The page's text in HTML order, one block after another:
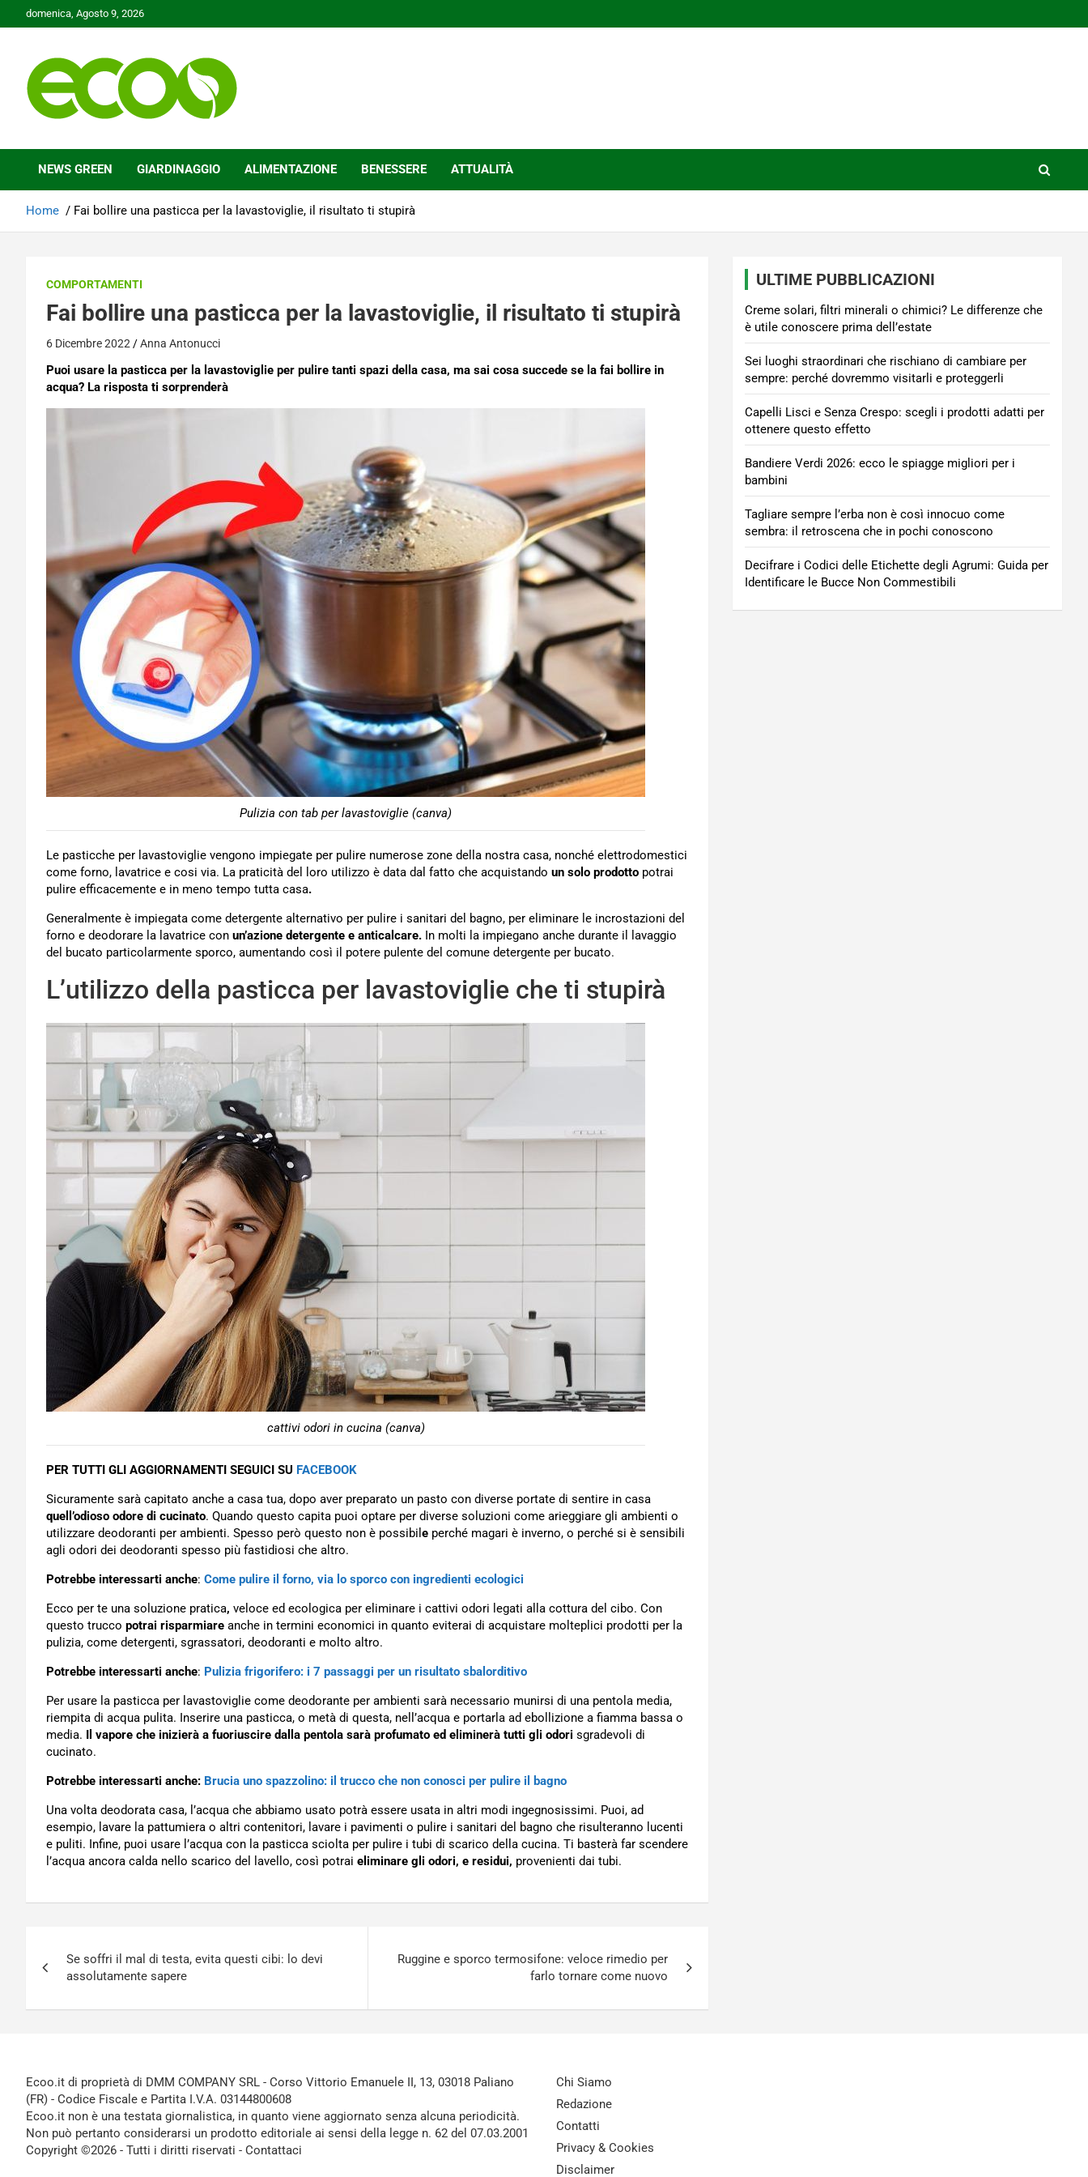
to
domenica, Agosto 9, 2026
Ecoo.it
NEWS GREEN GIARDINAGGIO ALIMENTAZIONE BENESSERE ATTUALITÀ
Home Fai bollire una pasticca per la lavastoviglie, il risultato ti stupirà
COMPORTAMENTI
Fai bollire una pasticca per la lavastoviglie, il risultato ti stupirà
6 Dicembre 2022 Anna Antonucci
Puoi usare la pasticca per la lavastoviglie per pulire tanti spazi della casa, ma sai cosa succede se la fai bollire in
acqua? La risposta ti sorprenderà
Pulizia con tab per lavastoviglie (canva)
Le pasticche per lavastoviglie vengono impiegate per pulire numerose zone della nostra casa, nonché elettrodomestici
come forno, lavatrice e cosi via. La praticità del loro utilizzo è data dal fatto che acquistando un solo prodotto potrai
pulire efficacemente e in meno tempo tutta casa.
Generalmente è impiegata come detergente alternativo per pulire i sanitari del bagno, per eliminare le incrostazioni del
forno e deodorare la lavatrice con un’azione detergente e anticalcare. In molti la impiegano anche durante il lavaggio
del bucato particolarmente sporco, aumentando così il potere pulente del comune detergente per bucato.
L’utilizzo della pasticca per lavastoviglie che ti stupirà
cattivi odori in cucina (canva)
PER TUTTI GLI AGGIORNAMENTI SEGUICI SU FACEBOOK
Sicuramente sarà capitato anche a casa tua, dopo aver preparato un pasto con diverse portate di sentire in casa
quell’odioso odore di cucinato. Quando questo capita puoi optare per diverse soluzioni come arieggiare gli ambienti o
utilizzare deodoranti per ambienti. Spesso però questo non è possibil e perché magari è inverno, o perché si è sensibili
agli odori dei deodoranti spesso più fastidiosi che altro.
Potrebbe interessarti anche: Come pulire il forno, via lo sporco con ingredienti ecologici
Ecco per te una soluzione pratica, veloce ed ecologica per eliminare i cattivi odori legati alla cottura del cibo. Con
questo trucco potrai risparmiare anche in termini economici in quanto eviterai di acquistare molteplici prodotti per la
pulizia, come detergenti, sgrassatori, deodoranti e molto altro.
Potrebbe interessarti anche: Pulizia frigorifero: i 7 passaggi per un risultato sbalorditivo
Per usare la pasticca per lavastoviglie come deodorante per ambienti sarà necessario munirsi di una pentola media,
riempita di acqua pulita. Inserire una pasticca, o metà di questa, nell’acqua e portarla ad ebollizione a fiamma bassa o
media. Il vapore che inizierà a fuoriuscire dalla pentola sarà profumato ed eliminerà tutti gli odori sgradevoli di
cucinato.
Potrebbe interessarti anche: Brucia uno spazzolino: il trucco che non conosci per pulire il bagno
Una volta deodorata casa, l’acqua che abbiamo usato potrà essere usata in altri modi ingegnosissimi. Puoi, ad
esempio, lavare la pattumiera o altri contenitori, lavare i pavimenti o pulire i sanitari del bagno che risulteranno lucenti
e puliti. Infine, puoi usare l’acqua con la pasticca sciolta per pulire i tubi di scarico della cucina. Ti basterà far scendere
l’acqua ancora calda nello scarico del lavello, così potrai eliminare gli odori, e residui, provenienti dai tubi.
articoli
Se soffri il mal di testa, evita questi cibi: lo devi
assolutamente sapere
Ruggine e sporco termosifone: veloce rimedio per
farlo tornare come nuovo
ULTIME PUBBLICAZIONI
Creme solari, filtri minerali o chimici? Le differenze che
è utile conoscere prima dell’estate
Sei luoghi straordinari che rischiano di cambiare per
sempre: perché dovremmo visitarli e proteggerli
Capelli Lisci e Senza Crespo: scegli i prodotti adatti per
ottenere questo effetto
Bandiere Verdi 2026: ecco le spiagge migliori per i
bambini
Tagliare sempre l’erba non è così innocuo come
sembra: il retroscena che in pochi conoscono
Decifrare i Codici delle Etichette degli Agrumi: Guida per
Identificare le Bucce Non Commestibili
Ecoo.it di proprietà di DMM COMPANY SRL - Corso Vittorio Emanuele II, 13, 03018 Paliano
(FR) - Codice Fiscale e Partita I.V.A. 03144800608
Ecoo.it non è una testata giornalistica, in quanto viene aggiornato senza alcuna periodicità.
Non può pertanto considerarsi un prodotto editoriale ai sensi della legge n. 62 del 07.03.2001
Copyright ©2026 - Tutti i diritti riservati - Contattaci
Chi Siamo
Redazione
Contatti
Privacy & Cookies
Disclaimer